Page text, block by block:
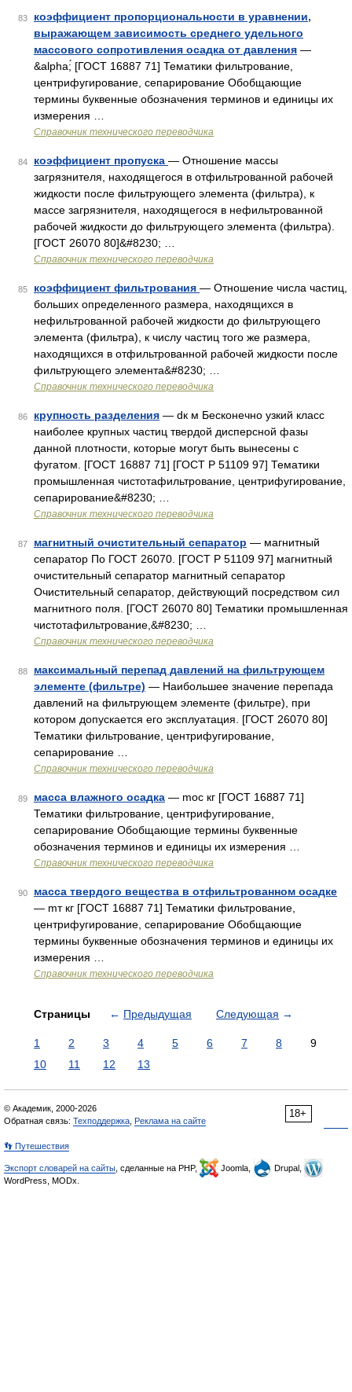
83
коэффициент пропорциональности в уравнении,
выражающем зависимость среднего удельного
массового сопротивления осадка от давления —
&alpha;́ [ГОСТ 16887 71] Тематики фильтрование,
центрифугирование, сепарирование Обобщающие
термины буквенные обозначения терминов и единицы их
измерения …
Справочник технического переводчика
84 коэффициент пропуска — Отношение массы
загрязнителя, находящегося в отфильтрованной рабочей
жидкости после фильтрующего элемента (фильтра), к
массе загрязнителя, находящегося в нефильтрованной
рабочей жидкости до фильтрующего элемента (фильтра).
[ГОСТ 26070 80]&#8230; …
Справочник технического переводчика
85 коэффициент фильтрования — Отношение числа частиц,
больших определенного размера, находящихся в
нефильтрованной рабочей жидкости до фильтрующего
элемента (фильтра), к числу частиц того же размера,
находящихся в отфильтрованной рабочей жидкости после
фильтрующего элемента&#8230; …
Справочник технического переводчика
86 крупность разделения — dк м Бесконечно узкий класс
наиболее крупных частиц твердой дисперсной фазы
данной плотности, которые могут быть вынесены с
фугатом. [ГОСТ 16887 71] [ГОСТ Р 51109 97] Тематики
промышленная чистотафильтрование, центрифугирование,
сепарирование&#8230; …
Справочник технического переводчика
87 магнитный очистительный сепаратор — магнитный
сепаратор По ГОСТ 26070. [ГОСТ Р 51109 97] магнитный
очистительный сепаратор магнитный сепаратор
Очистительный сепаратор, действующий посредством сил
магнитного поля. [ГОСТ 26070 80] Тематики промышленная
чистотафильтрование,&#8230; …
Справочник технического переводчика
88
максимальный перепад давлений на фильтрующем
элементе (фильтре) — Наибольшее значение перепада
давлений на фильтрующем элементе (фильтре), при
котором допускается его эксплуатация. [ГОСТ 26070 80]
Тематики фильтрование, центрифугирование,
сепарирование …
Справочник технического переводчика
89 масса влажного осадка — mос кг [ГОСТ 16887 71]
Тематики фильтрование, центрифугирование,
сепарирование Обобщающие термины буквенные
обозначения терминов и единицы их измерения …
Справочник технического переводчика
90
масса твердого вещества в отфильтрованном осадке
— mт кг [ГОСТ 16887 71] Тематики фильтрование,
центрифугирование, сепарирование Обобщающие
термины буквенные обозначения терминов и единицы их
измерения …
Справочник технического переводчика
Страницы ← Предыдущая Следующая →
1 2 3 4 5 6 7 8
9
10
11 12 13
18+
© Академик, 2000-2026
Обратная связь: Техподдержка Реклама на сайте
👣 Путешествия
Экспорт словарей на сайты , сделанные на PHP, Joomla,
Drupal,
WordPress, MODx.